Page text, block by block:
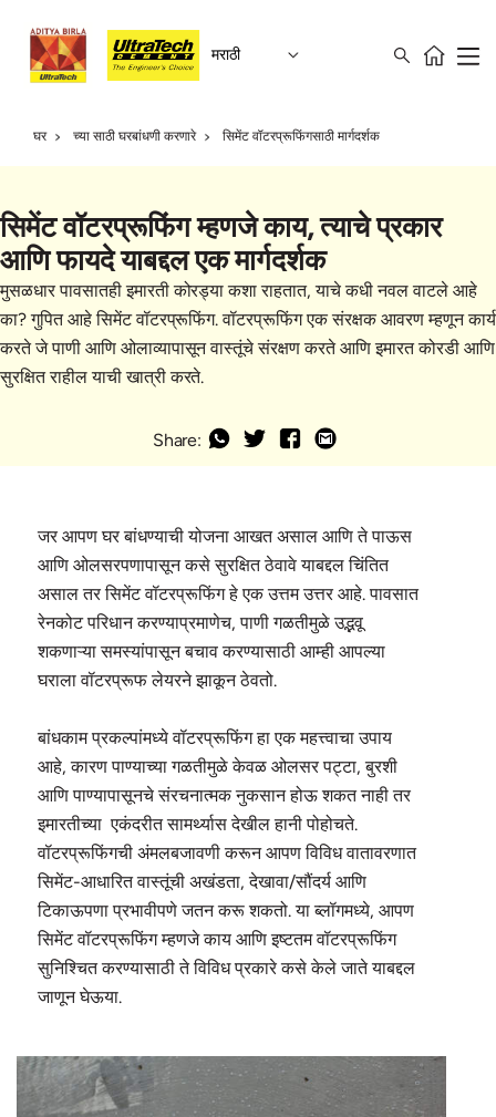
मराठी
घर च्या साठी घरबांधणी करणारे सिमेंट वॉटरप्रूफिंगसाठी मार्गदर्शक
सिमेंट वॉटरप्रूफिंग म्हणजे काय, त्याचे प्रकार
आणि फायदे याबद्दल एक मार्गदर्शक
मुसळधार पावसातही इमारती कोरड्या कशा राहतात, याचे कधी नवल वाटले आहे
का? गुपित आहे सिमेंट वॉटरप्रूफिंग. वॉटरप्रूफिंग एक संरक्षक आवरण म्हणून कार्य
करते जे पाणी आणि ओलाव्यापासून वास्तूंचे संरक्षण करते आणि इमारत कोरडी आणि
सुरक्षित राहील याची खात्री करते.
Share:
जर आपण घर बांधण्याची योजना आखत असाल आणि ते पाऊस
आणि ओलसरपणापासून कसे सुरक्षित ठेवावे याबद्दल चिंतित
असाल तर सिमेंट वॉटरप्रूफिंग हे एक उत्तम उत्तर आहे. पावसात
रेनकोट परिधान करण्याप्रमाणेच, पाणी गळतीमुळे उद्भवू
शकणाऱ्या समस्यांपासून बचाव करण्यासाठी आम्ही आपल्या
घराला वॉटरप्रूफ लेयरने झाकून ठेवतो.
बांधकाम प्रकल्पांमध्ये वॉटरप्रूफिंग हा एक महत्त्वाचा उपाय
आहे, कारण पाण्याच्या गळतीमुळे केवळ ओलसर पट्टा, बुरशी
आणि पाण्यापासूनचे संरचनात्मक नुकसान होऊ शकत नाही तर
इमारतीच्या एकंदरीत सामर्थ्यास देखील हानी पोहोचते.
वॉटरप्रूफिंगची अंमलबजावणी करून आपण विविध वातावरणात
सिमेंट-आधारित वास्तूंची अखंडता, देखावा/सौंदर्य आणि
टिकाऊपणा प्रभावीपणे जतन करू शकतो. या ब्लॉगमध्ये, आपण
सिमेंट वॉटरप्रूफिंग म्हणजे काय आणि इष्टतम वॉटरप्रूफिंग
सुनिश्चित करण्यासाठी ते विविध प्रकारे कसे केले जाते याबद्दल
जाणून घेऊया.